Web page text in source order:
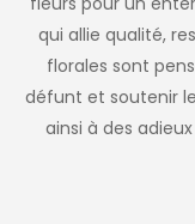
qui allie qualité,
florales sont
défunt et soutenir
ainsi à des